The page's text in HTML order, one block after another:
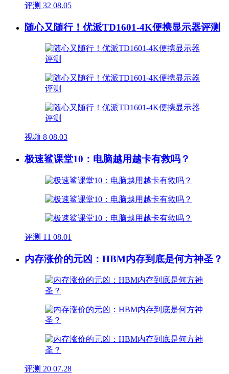
评测 32 08.05
随心又随行！优派TD1601-4K便携显示器评测
视频 8 08.03
极速鲨课堂10：电脑越用越卡有救吗？
评测 11 08.01
内存涨价的元凶：HBM内存到底是何方神圣？
评测 20 07.28